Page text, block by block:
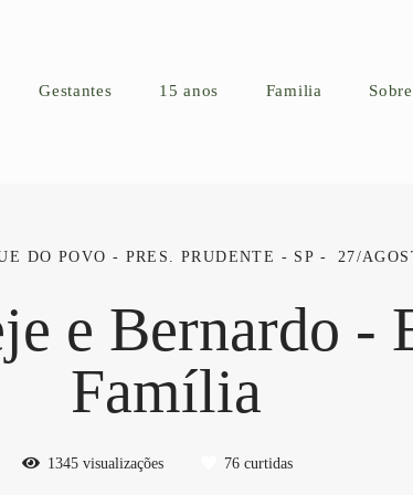
Gestantes 15 anos Familia Sobre
DO POVO - PRES. PRUDENTE - SP 27/
e Bernardo -
Família
1345 visualizações 76 curtidas